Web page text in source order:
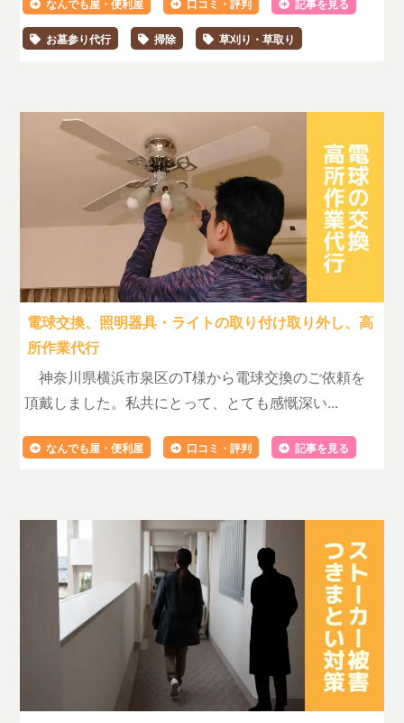
なんでも屋・便利屋 口コミ・評判 記事を見る
お墓参り代行 掃除 草刈り・草取り
電球交換、照明器具・ライトの取り付け取り外し、高
所作業代行
神奈川県横浜市泉区のT様から電球交換のご依頼を
頂戴しました。私共にとって、とても感慨深い...
なんでも屋・便利屋 口コミ・評判 記事を見る